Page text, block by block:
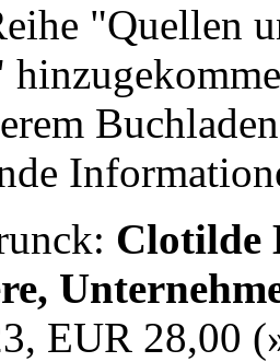
"Quellen
Clotilde
EUR 28,00